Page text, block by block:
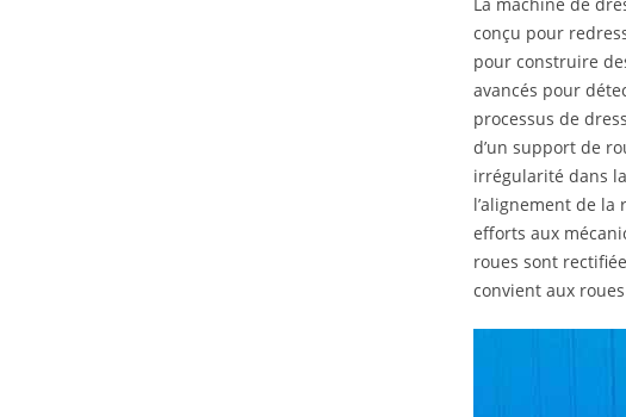
conçu pour
pour construire
avancés pour
processus de
d’un support de
irrégularité dans
l’alignement de
efforts aux
roues sont
convient aux